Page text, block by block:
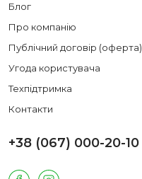
Блог
Про компанію
Публічний договір (оферта)
Угода користувача
Техпідтримка
Контакти
+38 (067) 000-20-10